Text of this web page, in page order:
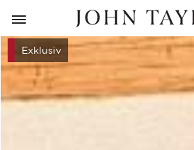
ZURÜCK
Exklusiv